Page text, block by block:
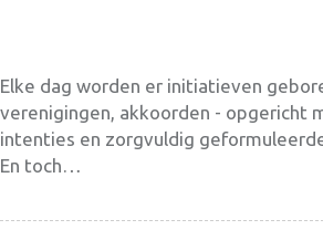
Elke dag worden er initiatieven
verenigingen, akkoorden - opgericht
intenties en zorgvuldig
En toch…